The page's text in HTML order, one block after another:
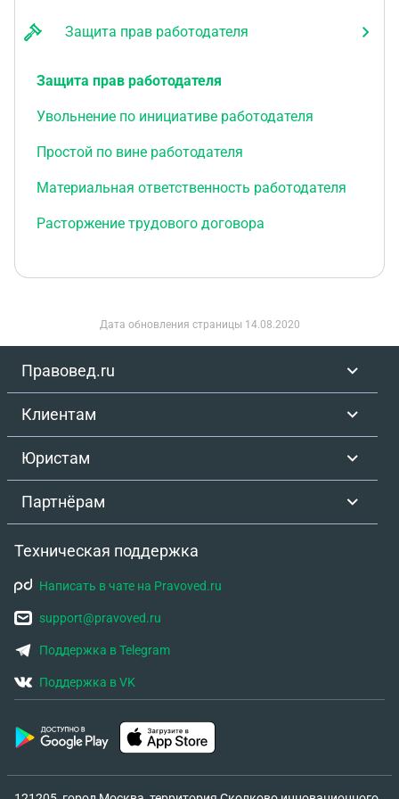
Защита прав работодателя
Защита прав работодателя
Увольнение по инициативе работодателя
Простой по вине работодателя
Материальная ответственность работодателя
Расторжение трудового договора
Дата обновления страницы 14.08.2020
Правовед.ru
Клиентам
Юристам
Партнёрам
Техническая поддержка
Написать в чате на Pravoved.ru
support@pravoved.ru
Поддержка в Telegram
Поддержка в VK